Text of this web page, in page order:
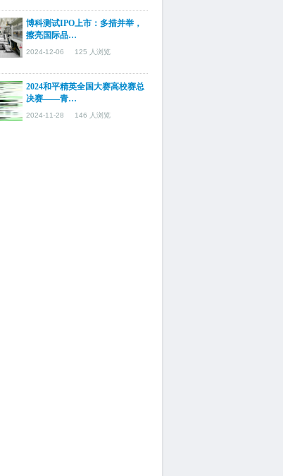
博科测试IPO上市：多措并举，
擦亮国际品…
2024-12-06 125 人浏览
2024和平精英全国大赛高校赛总
决赛——青…
2024-11-28 146 人浏览